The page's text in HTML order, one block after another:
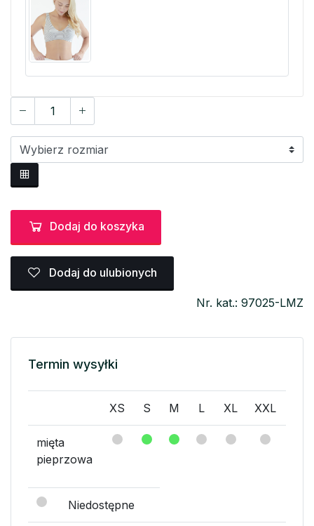
Dodaj do koszyka
Dodaj do ulubionych
Nr. kat.: 97025-LMZ
Termin wysyłki
XS S M L XL XXL
mięta
pieprzowa
Niedostępne